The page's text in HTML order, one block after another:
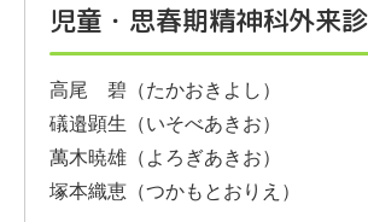
児童・思春期精神科外来
高尾 碧（たかおきよし）
礒邉顕生（いそべあきお）
萬木暁雄（よろぎあきお）
塚本織恵（つかもとおりえ）